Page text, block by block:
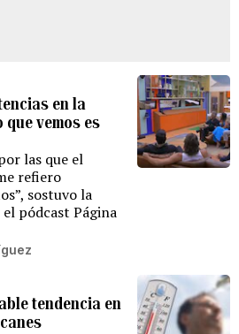
en la
que vemos es
las que el
refiero
sostuvo la
pódcast Página
tendencia en